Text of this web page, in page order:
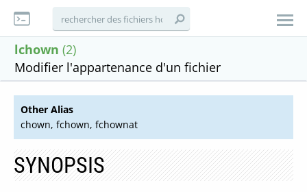
lchown (2)
Modifier l'appartenance d'un fichier
Other Alias
chown, fchown, fchownat
SYNOPSIS